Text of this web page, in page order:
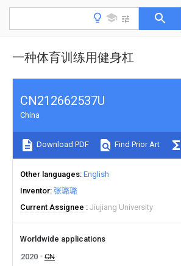
一种体育训练用健身杠
CN212662537U
China
Download PDF Find Prior Art
Other languages English
Inventor 张璐璐
Current Assignee
Jiujiang University
Worldwide applications
2020
CN